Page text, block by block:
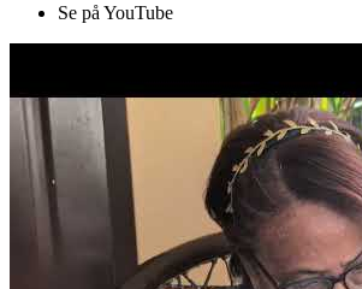
Se på YouTube